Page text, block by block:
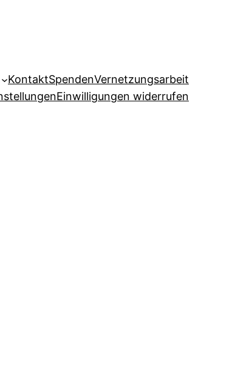
KontaktSpendenVernetzungsarbeit
Einwilligungen widerrufen